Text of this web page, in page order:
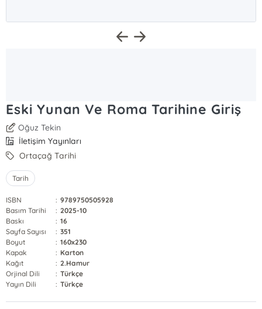
Eski Yunan Ve Roma Tarihine Giriş
Oğuz Tekin
İletişim Yayınları
Ortaçağ Tarihi
Tarih
ISBN : 9789750505928
Basım Tarihi
: 2025-10
Baskı
: 16
Sayfa Sayısı
: 351
Boyut
: 160x230
Kapak
: Karton
Kağıt
: 2.Hamur
Orjinal Dili
: Türkçe
Yayın Dili
: Türkçe